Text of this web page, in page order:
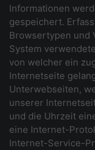
Informationen
gespeichert.
Browsertypen und
System
von welcher ein
Internetseite
Unterwebseiten,
unserer
und die Uhrzeit
eine Internet-
Internet-Service-